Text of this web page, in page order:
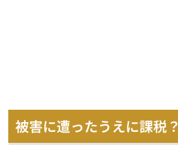
被害に遭ったうえに課税？